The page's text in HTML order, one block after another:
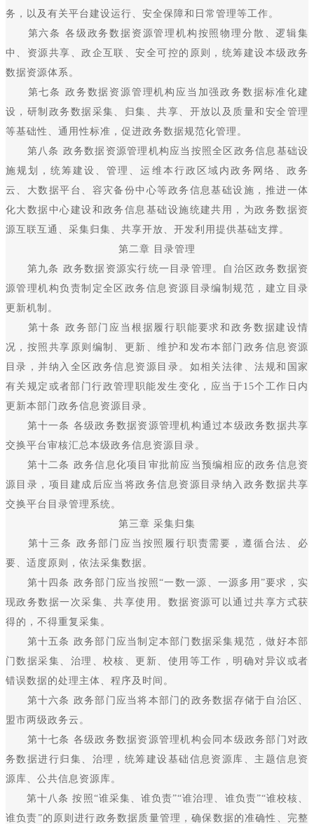
务，以及有关平台建设运行、安全保障和日常管理等工作。
第六条 各级政务数据资源管理机构按照物理分散、逻辑集
中、资源共享、政企互联、安全可控的原则，统筹建设本级政务
数据资源体系。
第七条 政务数据资源管理机构应当加强政务数据标准化建
设，研制政务数据采集、归集、共享、开放以及质量和安全管理
等基础性、通用性标准，促进政务数据规范化管理。
第八条 政务数据资源管理机构应当按照全区政务信息基础设
施规划，统筹建设、管理、运维本行政区域内政务网络、政务
云、大数据平台、容灾备份中心等政务信息基础设施，推进一体
化大数据中心建设和政务信息基础设施统建共用，为政务数据资
源互联互通、采集归集、共享开放、开发利用提供基础支撑。
第二章 目录管理
第九条 政务数据资源实行统一目录管理。自治区政务数据资
源管理机构负责制定全区政务信息资源目录编制规范，建立目录
更新机制。
第十条 政务部门应当根据履行职能要求和政务数据建设情
况，按照共享原则编制、更新、维护和发布本部门政务信息资源
目录，并纳入全区政务信息资源目录。如相关法律、法规和国家
有关规定或者部门行政管理职能发生变化，应当于15个工作日内
更新本部门政务信息资源目录。
第十一条 各级政务数据资源管理机构通过本级政务数据共享
交换平台审核汇总本级政务信息资源目录。
第十二条 政务信息化项目审批前应当预编相应的政务信息资
源目录，项目建成后应当将政务信息资源目录纳入政务数据共享
交换平台目录管理系统。
第三章 采集归集
第十三条 政务部门应当按照履行职责需要，遵循合法、必
要、适度原则，依法采集数据。
第十四条 政务部门应当按照“一数一源、一源多用”要求，实
现政务数据一次采集、共享使用。数据资源可以通过共享方式获
得的，不得重复采集。
第十五条 政务部门应当制定本部门数据采集规范，做好本部
门数据采集、治理、校核、更新、使用等工作，明确对异议或者
错误数据的处理主体、程序及时间。
第十六条 政务部门应当将本部门的政务数据存储于自治区、
盟市两级政务云。
第十七条 各级政务数据资源管理机构会同本级政务部门对政
务数据进行归集、治理，统筹建设基础信息资源库、主题信息资
源库、公共信息资源库。
第十八条 按照“谁采集、谁负责”“谁治理、谁负责”“谁校核、
谁负责”的原则进行政务数据质量管理，确保数据的准确性、完整